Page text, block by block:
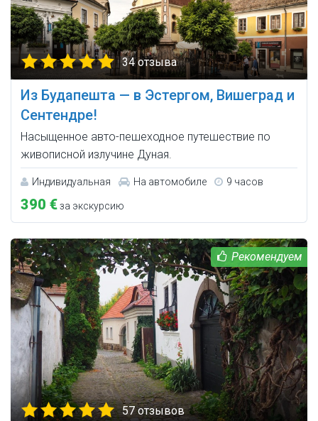
34 отзыва
Из Будапешта — в Эстергом, Вишеград и
Сентендре!
Насыщенное авто-пешеходное путешествие по
живописной излучине Дуная.
Индивидуальная На автомобиле 9 часов
390 €за экскурсию
57 отзывов